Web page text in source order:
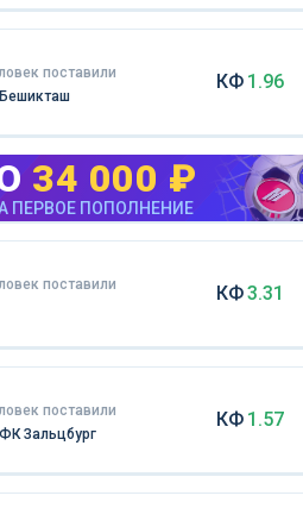
овек поставили
КФ 1.96
34 000 ₽
ПЕРВОЕ ПОПОЛНЕНИЕ
овек поставили
КФ3.31
овек поставили
Зальцбург
КФ 1.57